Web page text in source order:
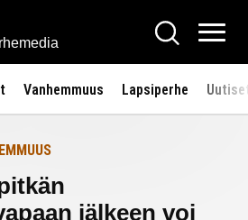
Hae
Vanhemmuus Lapsiperhe
jälkeen voi